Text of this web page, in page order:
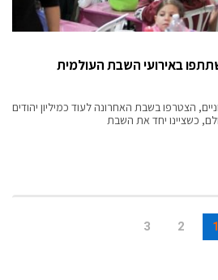
באירועי השבת העולמית
הצטרפו בשבת האחרונה לעוד כמיליון יהודים
1
2
3